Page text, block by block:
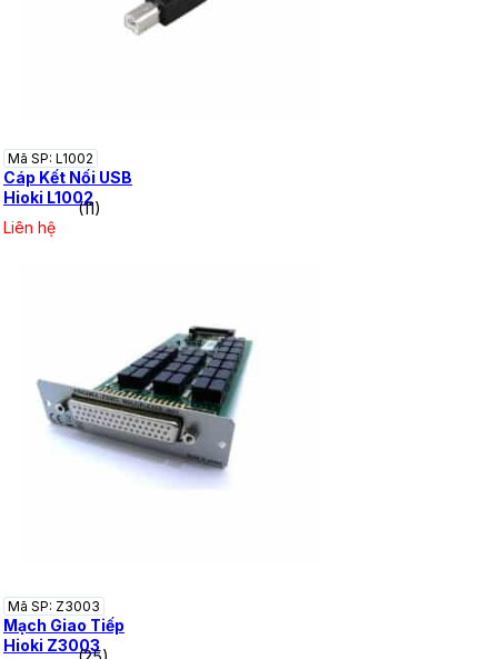
Mã SP: L1002
Cáp Kết Nối USB
Hioki L1002
(11)
Liên hệ
Mã SP: Z3003
Mạch Giao Tiếp
Hioki Z3003